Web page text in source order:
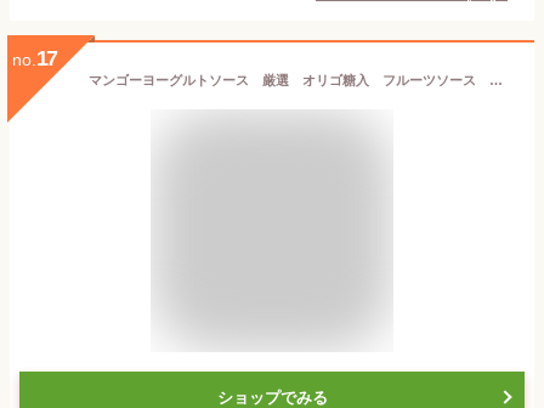
no. 17
マンゴーヨーグルトソース 厳選 オリゴ糖入 フルーツソース 定番人気 果樹王国 朝食ヨーグルト
ショップでみる